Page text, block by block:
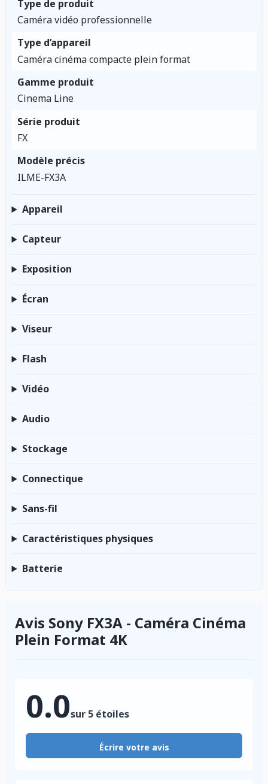
Type de produit
Caméra vidéo professionnelle
Type d’appareil
Caméra cinéma compacte plein format
Gamme produit
Cinema Line
Série produit
FX
Modèle précis
ILME-FX3A
Appareil
Capteur
Exposition
Écran
Viseur
Flash
Vidéo
Audio
Stockage
Connectique
Sans-fil
Caractéristiques physiques
Batterie
Avis Sony FX3A - Caméra Cinéma
Plein Format 4K
0.0sur 5 étoiles
Écrire votre avis